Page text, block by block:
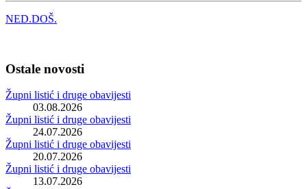
NED.DOŠ.
Ostale novosti
Župni listić i druge obavijesti
03.08.2026
Župni listić i druge obavijesti
24.07.2026
Župni listić i druge obavijesti
20.07.2026
Župni listić i druge obavijesti
13.07.2026